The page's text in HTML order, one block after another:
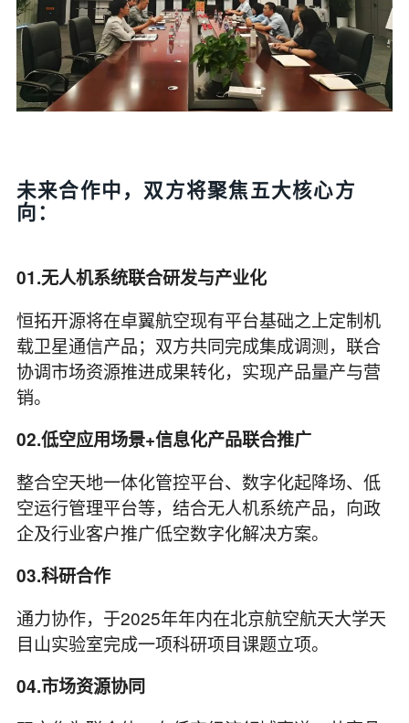
未来合作中，双方将聚焦五大核心方
向：
01.无人机系统联合研发与产业化
恒拓开源将在卓翼航空现有平台基础之上定制机
载卫星通信产品；双方共同完成集成调测，联合
协调市场资源推进成果转化，实现产品量产与营
销。
02.低空应用场景+信息化产品联合推广
整合空天地一体化管控平台、数字化起降场、低
空运行管理平台等，结合无人机系统产品，向政
企及行业客户推广低空数字化解决方案。
03.科研合作
通力协作，于2025年年内在北京航空航天大学天
目山实验室完成一项科研项目课题立项。
04.市场资源协同